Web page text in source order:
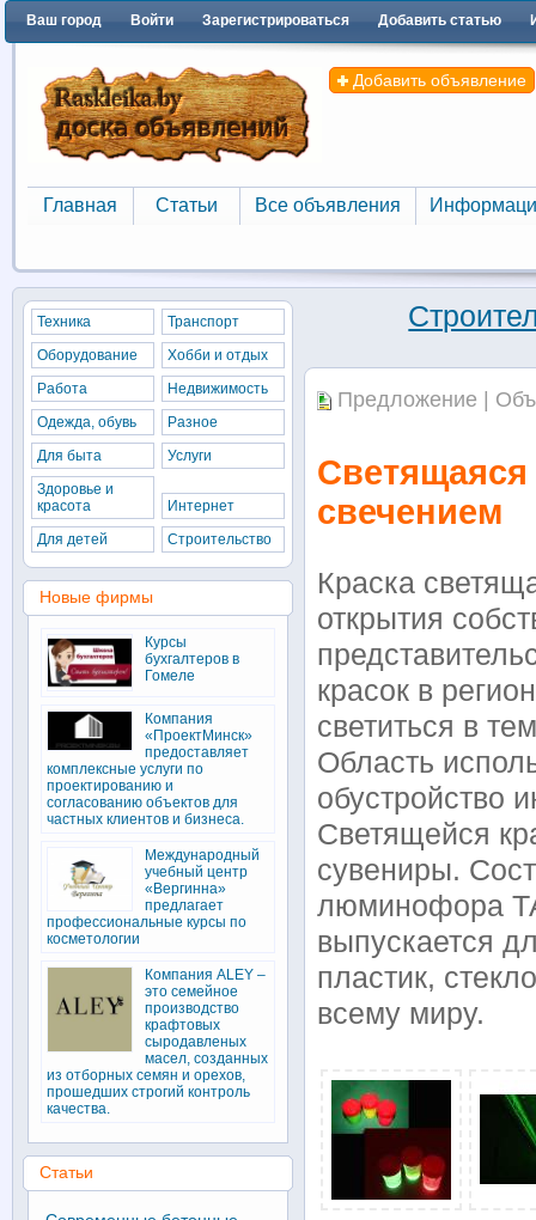
Ваш город Войти Зарегистрироваться Добавить статью
Добавить объявление
Главная
Главная
Статьи
Статьи
Все объявления
Все объявления
Предложение |
Светящаяся
свечением
Краска
открытия
красок в
светиться в
Область
обустройство
Светящейся
сувениры.
люминофора
выпускается
пластик,
всему миру.
Техника
Транспорт
Оборудование
Хобби и отдых
Работа
Недвижимость
Одежда, обувь
Разное
Для быта
Услуги
Здоровье и
красота
Интернет
Для детей
Строительство
Новые фирмы
Курсы
бухгалтеров в
Гомеле
Компания
«ПроектМинск»
предоставляет
комплексные услуги по
проектированию и
согласованию объектов для
частных клиентов и бизнеса.
Международный
учебный центр
«Вергинна»
предлагает
профессиональные курсы по
косметологии
Компания ALEY –
это семейное
производство
крафтовых
сыродавленых
масел, созданных
из отборных семян и орехов,
прошедших строгий контроль
качества.
Статьи